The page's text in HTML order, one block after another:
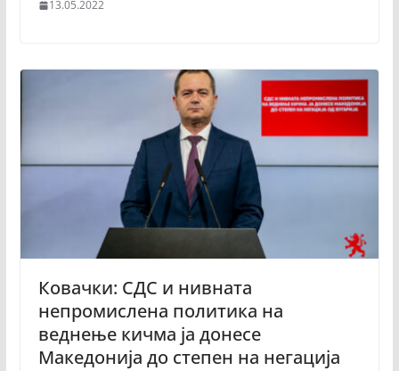
13.05.2022
Ковачки: СДС и нивната
непромислена политика на
веднење кичма ја донесе
Македонија до степен на негација